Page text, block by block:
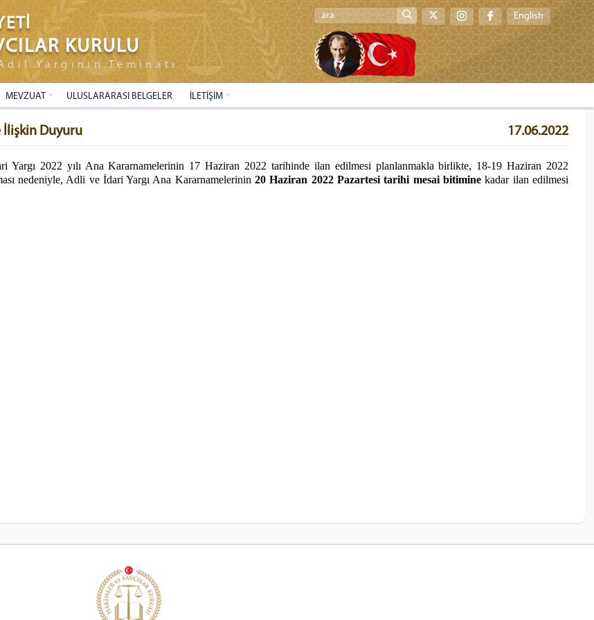
KURULU
Yargının Teminatı
English
MEVZUAT ULUSLARARASI BELGELER İLETİŞİM
İlişkin Duyuru 17.06.2022
2022 yılı Ana Kararnamelerinin 17 Haziran 2022 tarihinde ilan edilmesi planlanmakla birlikte, 18-19 Haziran 2022
nedeniyle, Adli ve İdari Yargı Ana Kararnamelerinin20 Haziran 2022 Pazartesi tarihi mesai bitiminekadar ilan edilmesi